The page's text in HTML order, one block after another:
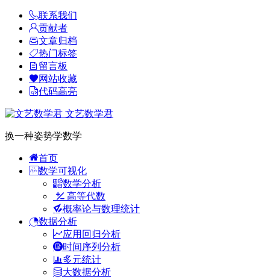
联系我们
贡献者
文章归档
热门标签
留言板
网站收藏
代码高亮
文艺数学君
换一种姿势学数学
首页
数学可视化
数学分析
高等代数
概率论与数理统计
数据分析
应用回归分析
时间序列分析
多元统计
大数据分析